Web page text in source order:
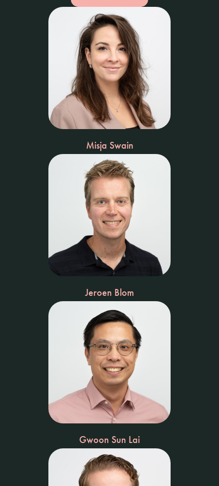
Misja Swain
Jeroen Blom
Gwoon Sun Lai